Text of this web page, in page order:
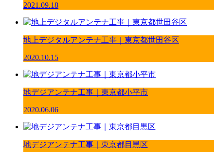
2021.09.18
地上デジタルアンテナ工事｜東京都世田谷区
2020.10.15
地デジアンテナ工事｜東京都小平市
2020.06.06
地デジアンテナ工事｜東京都目黒区